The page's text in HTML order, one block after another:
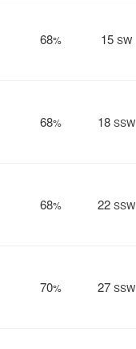
68% 15 SW
68% 18 SSW
68% 22 SSW
70% 27 SSW